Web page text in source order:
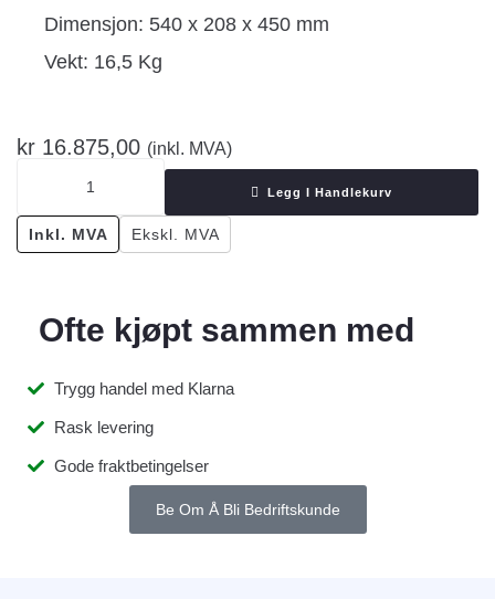
Dimensjon: 540 x 208 x 450 mm
Vekt: 16,5 Kg
kr 16.875,00 (inkl. MVA)
Legg I Handlekurv
Inkl. MVA Ekskl. MVA
Ofte kjøpt sammen med
Trygg handel med Klarna
Rask levering
Gode fraktbetingelser
Be Om Å Bli Bedriftskunde